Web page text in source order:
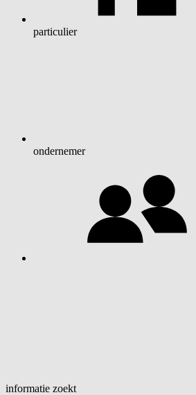
particulier
ondernemer
informatie zoekt